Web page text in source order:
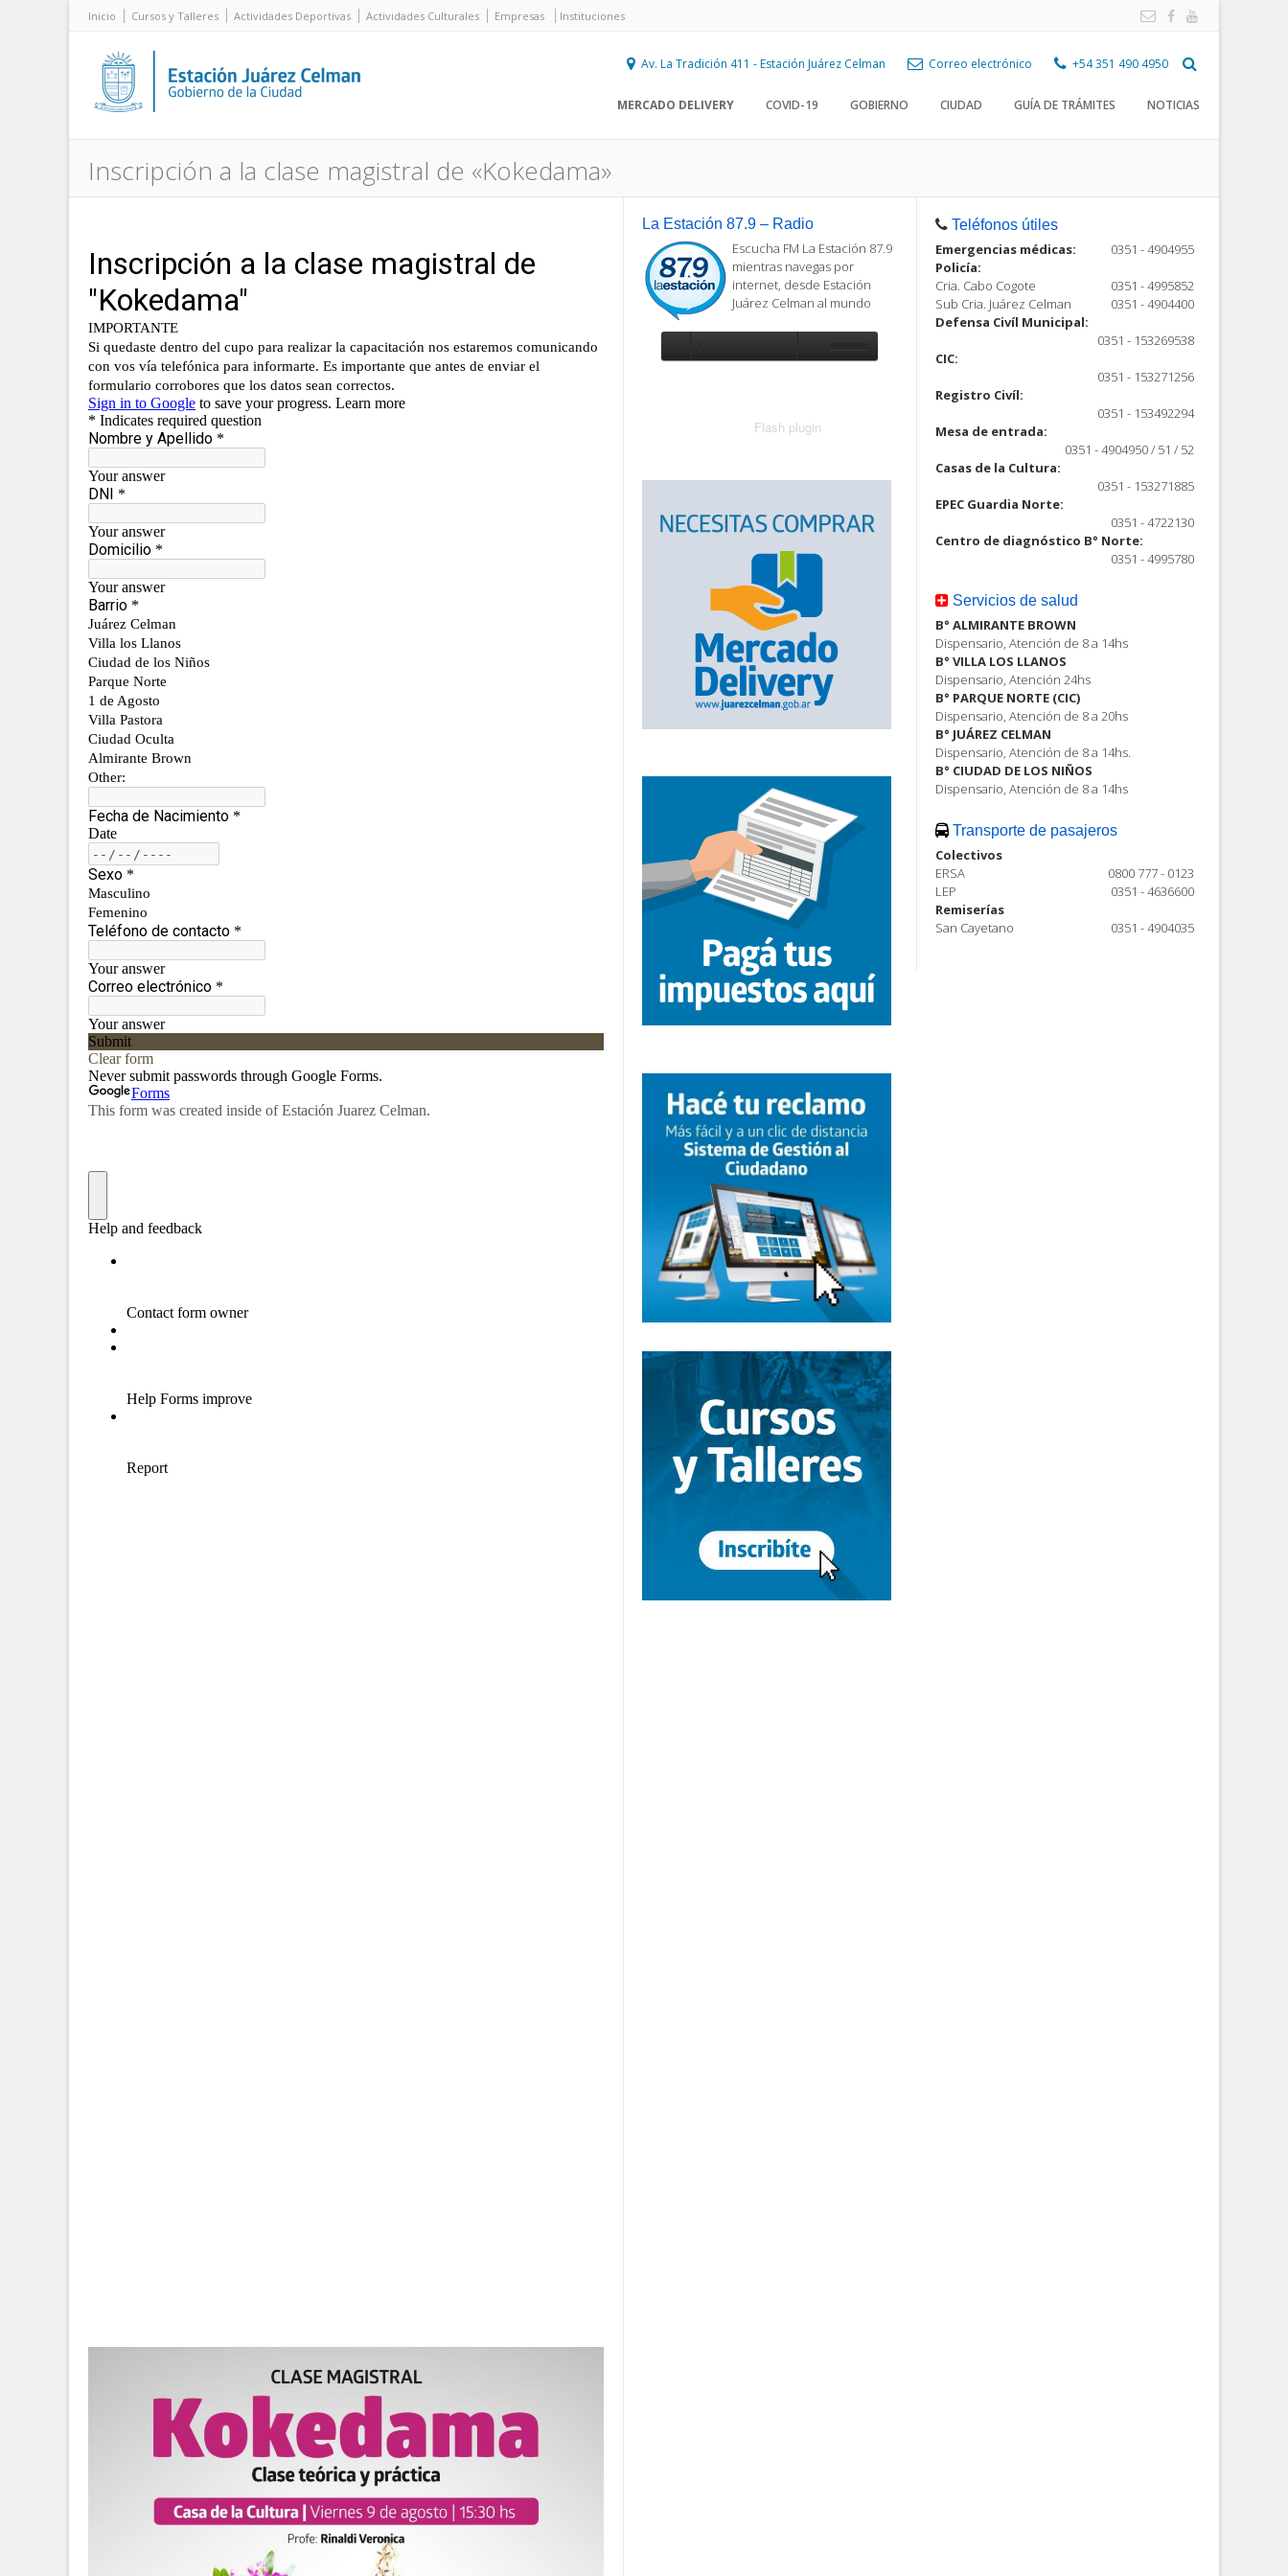
Inicio Cursos y Talleres Actividades Deportivas Actividades Culturales Empresas Instituciones
Av. La Tradición 411 - Estación Juárez Celman Correo electrónico +54 351 490 4950
MERCADO DELIVERY COVID-19 GOBIERNO CIUDAD GUÍA DE TRÁMITES NOTICIAS
Inscripción a la clase magistral de «Kokedama»
La Estación 87.9 – Radio
Escucha FM La Estación 87.9
mientras navegas por
internet, desde Estación
Juárez Celman al mundo
Flash plugin
Teléfonos útiles
Emergencias médicas:
0351 - 4904955
Policía:
Cria. Cabo Cogote
0351 - 4995852
Sub Cria. Juárez Celman
0351 - 4904400
Defensa Civíl Municipal:
0351 - 153269538
CIC:
0351 - 153271256
Registro Civíl:
0351 - 153492294
Mesa de entrada:
0351 - 4904950 / 51 / 52
Casas de la Cultura:
0351 - 153271885
EPEC Guardia Norte:
0351 - 4722130
Centro de diagnóstico B° Norte:
0351 - 4995780
Servicios de salud
B° ALMIRANTE BROWN
Dispensario, Atención de 8 a 14hs
B° VILLA LOS LLANOS
Dispensario, Atención 24hs
B° PARQUE NORTE (CIC)
Dispensario, Atención de 8 a 20hs
B° JUÁREZ CELMAN
Dispensario, Atención de 8 a 14hs.
B° CIUDAD DE LOS NIÑOS
Dispensario, Atención de 8 a 14hs
Transporte de pasajeros
Colectivos
ERSA
0800 777 - 0123
LEP
0351 - 4636600
Remiserías
San Cayetano
0351 - 4904035